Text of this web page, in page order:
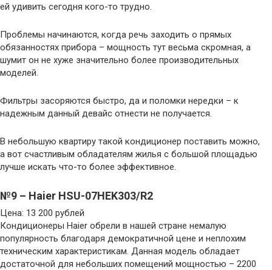
ей удивить сегодня кого-то трудно.
Проблемы начинаются, когда речь заходить о прямых
обязанностях прибора – мощность тут весьма скромная, а
шумит он не хуже значительно более производительных
моделей.
Фильтры засоряются быстро, да и поломки нередки – к
надежным данный девайс отнести не получается.
В небольшую квартиру такой кондиционер поставить можно,
а вот счастливым обладателям жилья с большой площадью
лучше искать что-то более эффективное.
№9 – Haier HSU-07HEK303/R2
Цена: 13 200 рублей
Кондиционеры Haier обрели в нашей стране немалую
популярность благодаря демократичной цене и неплохим
техническим характеристикам. Данная модель обладает
достаточной для небольших помещений мощностью – 2200